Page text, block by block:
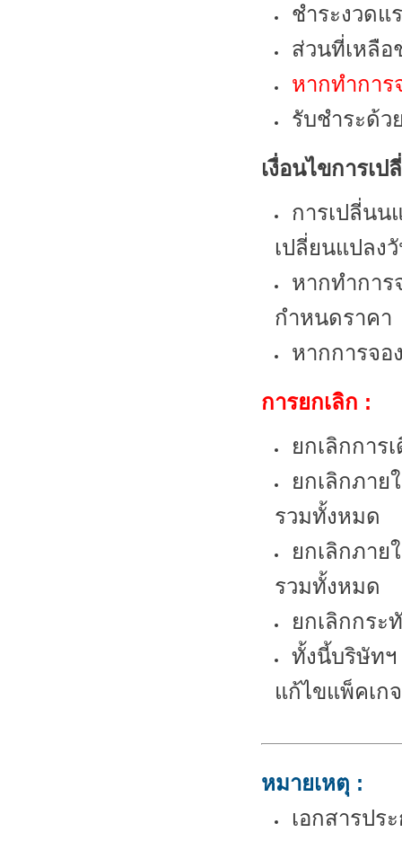
ชำระงวดแ
ส่วนที่เหลือ
หากทำการ
รับชำระด้ว
เงื่อนไขการเ
การเปลี่นน
เปลี่ยนแปลง
หากทำการ
กำหนดราคา
หากการจอ
การยกเลิก :
ยกเลิกการ
ยกเลิกภาย
รวมทั้งหมด
ยกเลิกภาย
รวมทั้งหมด
ยกเลิกกระ
ทั้งนี้บริษัทฯ
แก้ไขแพ็คเก
หมายเหตุ :
เอกสารปร